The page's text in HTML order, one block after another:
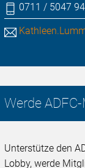
0711 / 5047
Werde
Unterstütze den
Lobby, werde